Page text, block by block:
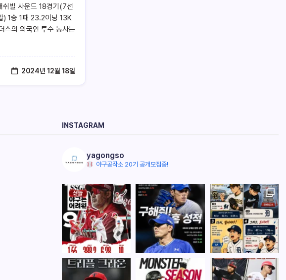
빌 사운드 18경기(7선
1승 1패 23.2이닝 13K
의 외국인 투수 농사는
2024년 12월 18일
INSTAGRAM
yagongso
야구공작소 20기 공개모집중!